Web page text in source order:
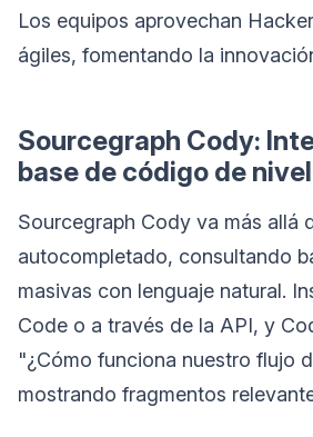
Los equipos aprovechan
ágiles, fomentando la
Sourcegraph Cody:
base de código de
Sourcegraph Cody va más allá
autocompletado, consultando
masivas con lenguaje natural.
Code o a través de la API, y
"¿Cómo funciona nuestro flujo
mostrando fragmentos